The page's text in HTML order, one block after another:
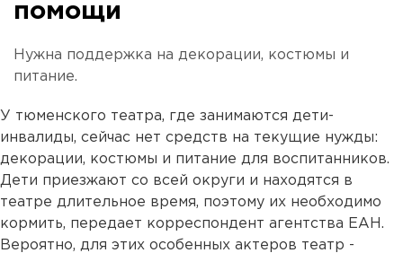
помощи
Нужна поддержка на декорации, костюмы и
питание.
У тюменского театра, где занимаются дети-
инвалиды, сейчас нет средств на текущие нужды:
декорации, костюмы и питание для воспитанников.
Дети приезжают со всей округи и находятся в
театре длительное время, поэтому их необходимо
кормить, передает корреспондент агентства ЕАН.
Вероятно, для этих особенных актеров театр -